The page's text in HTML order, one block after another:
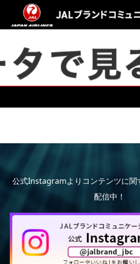
公式Instagramよりコンテンツに関
配信中！